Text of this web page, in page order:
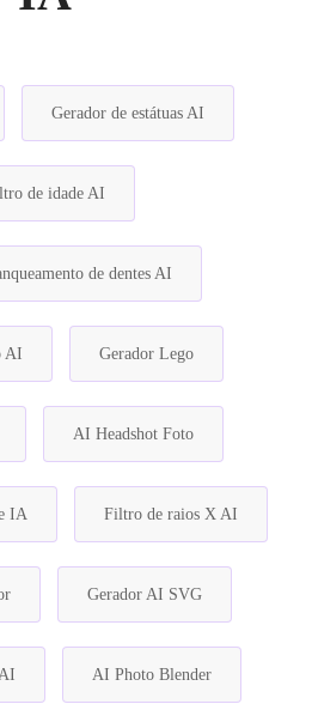
Gerador de estátuas AI
de idade AI
de dentes AI
AI Gerador Lego
AI Headshot Foto
IA Filtro de raios X AI
Gerador AI SVG
AI Photo Blender